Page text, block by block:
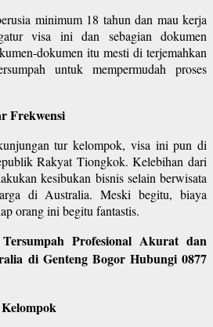
minimum 18 tahun dan mau kerja
visa ini dan sebagian dokumen
dokumen itu mesti di terjemahkan
untuk mempermudah proses
Frekwensi
tur kelompok, visa ini pun di
Rakyat Tiongkok. Kelebihan dari
kesibukan bisnis selain berwisata
di Australia. Meski begitu, biaya
orang ini begitu fantastis.
Profesional Akurat dan
di Genteng Bogor Hubungi 0877